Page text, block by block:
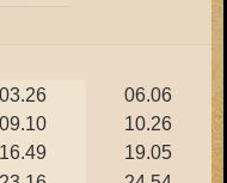
03.26
06.06
09.10
10.26
16.49
19.05